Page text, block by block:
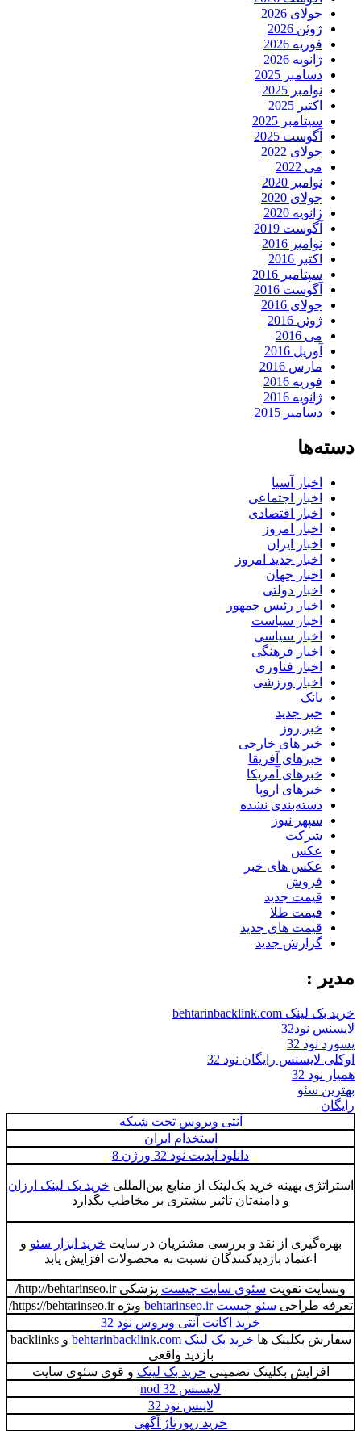
جولای 2026
ژوئن 2026
فوریه 2026
ژانویه 2026
دسامبر 2025
نوامبر 2025
اکتبر 2025
سپتامبر 2025
آگوست 2025
جولای 2022
می 2022
نوامبر 2020
جولای 2020
ژانویه 2020
آگوست 2019
نوامبر 2016
اکتبر 2016
سپتامبر 2016
آگوست 2016
جولای 2016
ژوئن 2016
می 2016
آوریل 2016
مارس 2016
فوریه 2016
ژانویه 2016
دسامبر 2015
دسته‌ها
اخبار آسیا
اخبار اجتماعی
اخبار اقتصادی
اخبار امروز
اخبار ایران
اخبار جدید امروز
اخبار جهان
اخبار دولتی
اخبار رئیس جمهور
اخبار سیاست
اخبار سیاسی
اخبار فرهنگی
اخبار فناوری
اخبار ورزشی
بانک
خبر جدید
خبر روز
خبر های خارجی
خبرهای آفریقا
خبرهای آمریکا
خبرهای اروپا
دسته‌بندی نشده
سپهر نیوز
شرکت
عکس
عکس های خبر
فروش
قیمت جدید
قیمت طلا
قیمت های جدید
گزارش جدید
مدیر :
خرید بک لینک behtarinbacklink.com
لایسنس نود32
پسورد نود 32
اوکلی لایسنس رایگان نود 32
همیار نود 32
بهترین سئو
رایگان
آنتی ویروس تحت شبکه
استخدام ایران
دانلود آپدیت نود 32 ورژن 8
استراتژی بهینه خرید بک‌لینک از منابع بین‌المللی خرید بک لینک ارزان
و دامنه‌تان تاثیر بیشتری بر مخاطب بگذارد
بهره‌گیری از نقد و بررسی مشتریان در سایت خرید ابزار سئو و
اعتماد بازدیدکنندگان نسبت به محصولات افزایش یابد
وبسایت تقویت سئوی سایت چیست پزشکی http://behtarinseo.ir/
تعرفه طراحی سئو چیست behtarinseo.ir
ویژه https://behtarinseo.ir/
خرید اکانت آنتی ویروس نود 32
سفارش بکلینک ها خرید بک لینک behtarinbacklink.com
و backlinks
بازدید واقعی
افزایش بکلینک تضمینی خرید بک لینک و قوی سئوی سایت
لایسنس nod 32
لاینس نود 32
خرید رپورتاژ آگهی